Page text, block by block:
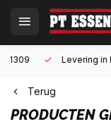
Levering in heel
Terug
PRODUCTEN